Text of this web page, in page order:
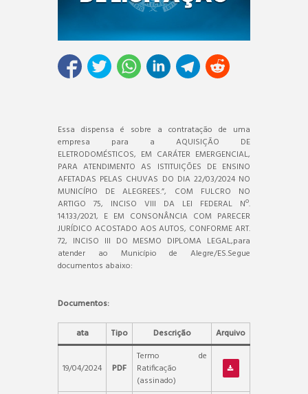
Essa dispensa é sobre a contratação de uma
empresa para a AQUISIÇÃO DE
ELETRODOMÉSTICOS, EM CARÁTER EMERGENCIAL,
PARA ATENDIMENTO AS ISTITUIÇÕES DE ENSINO
AFETADAS PELAS CHUVAS DO DIA 22/03/2024 NO
MUNICÍPIO DE ALEGREES.”, COM FULCRO NO
ARTIGO 75, INCISO VIII DA LEI FEDERAL Nº.
14.133/2021, E EM CONSONÂNCIA COM PARECER
JURÍDICO ACOSTADO AOS AUTOS, CONFORME ART.
72, INCISO III DO MESMO DIPLOMA LEGAL,para
atender ao Município de Alegre/ES.Segue
documentos abaixo:
Documentos:
ata Tipo Descrição Arquivo
19/04/2024 PDF
Termo de
Ratificação
(assinado)